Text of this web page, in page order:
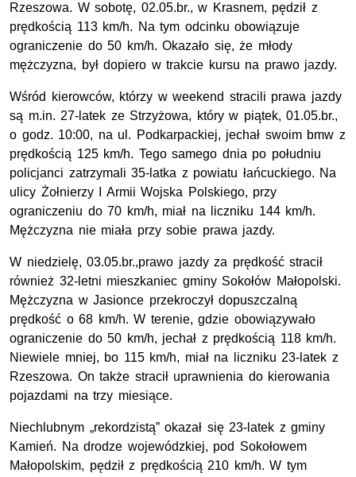
Rzeszowa. W sobotę, 02.05.br., w Krasnem, pędził z
prędkością 113 km/h. Na tym odcinku obowiązuje
ograniczenie do 50 km/h. Okazało się, że młody
mężczyzna, był dopiero w trakcie kursu na prawo jazdy.
Wśród kierowców, którzy w weekend stracili prawa jazdy
są m.in. 27-latek ze Strzyżowa, który w piątek, 01.05.br.,
o godz. 10:00, na ul. Podkarpackiej, jechał swoim bmw z
prędkością 125 km/h. Tego samego dnia po południu
policjanci zatrzymali 35-latka z powiatu łańcuckiego. Na
ulicy Żołnierzy I Armii Wojska Polskiego, przy
ograniczeniu do 70 km/h, miał na liczniku 144 km/h.
Mężczyzna nie miała przy sobie prawa jazdy.
W niedzielę, 03.05.br.,prawo jazdy za prędkość stracił
również 32-letni mieszkaniec gminy Sokołów Małopolski.
Mężczyzna w Jasionce przekroczył dopuszczalną
prędkość o 68 km/h. W terenie, gdzie obowiązywało
ograniczenie do 50 km/h, jechał z prędkością 118 km/h.
Niewiele mniej, bo 115 km/h, miał na liczniku 23-latek z
Rzeszowa. On także stracił uprawnienia do kierowania
pojazdami na trzy miesiące.
Niechlubnym „rekordzistą” okazał się 23-latek z gminy
Kamień. Na drodze wojewódzkiej, pod Sokołowem
Małopolskim, pędził z prędkością 210 km/h. W tym